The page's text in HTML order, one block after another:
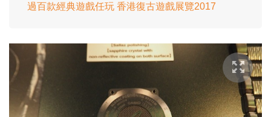
過百款經典遊戲任玩 香港復古遊戲展覽2017